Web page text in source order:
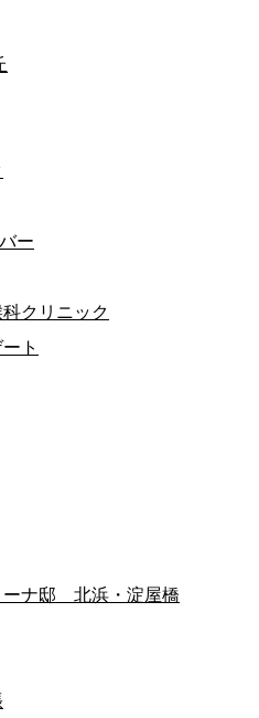
ー
クリニック
ト
ーナ邸 北浜・淀屋橋